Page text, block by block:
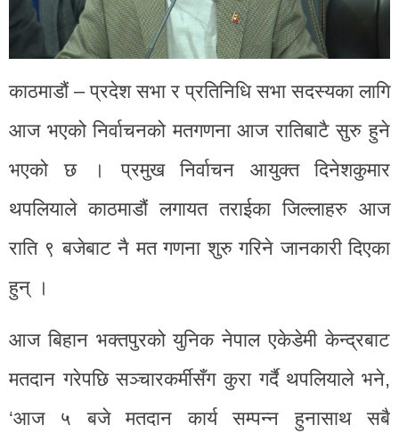
काठमाडौं – प्रदेश सभा र प्रतिनिधि सभा सदस्यका लागि
आज भएको निर्वाचनको मतगणना आज रातिबाटै सुरु हुने
भएको छ । प्रमुख निर्वाचन आयुक्त दिनेशकुमार
थपलियाले काठमाडौं लगायत तराईका जिल्लाहरु आज
राति ९ बजेबाट नै मत गणना शुरु गरिने जानकारी दिएका
हुन् ।
आज बिहान भक्तपुरको युनिक नेपाल एकेडेमी केन्द्रबाट
मतदान गरेपछि सञ्चारकर्मीसँग कुरा गर्दै थपलियाले भने,
‘आज ५ बजे मतदान कार्य सम्पन्न हुनासाथ सबै